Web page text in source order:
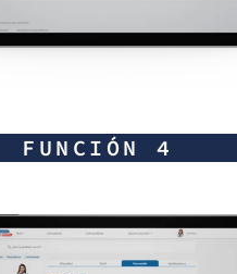
FUNCIÓN 4